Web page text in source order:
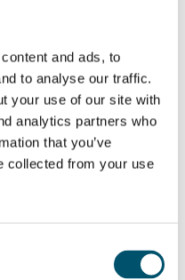
and ads, to
to analyse our traffic.
your use of our site with
analytics partners who
that you’ve
collected from your use
calor do sol e reduzir a
com a aparência de um
exterior. Quando uma
a aparência de um
Em qualquer caso, é
cortinas ou persianas,
integrado ao próprio